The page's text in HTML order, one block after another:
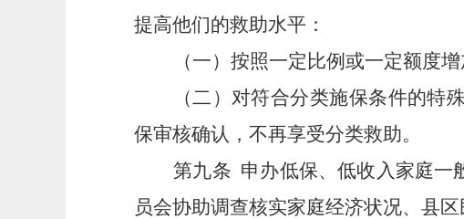
提高他们的救助水平：
（一）按照一定比例或一定额度增
（二）对符合分类施保条件的
保审核确认，不再享受分类救助。
第九条 申办低保、低收入家庭一
员会协助调查核实家庭经济状况、县